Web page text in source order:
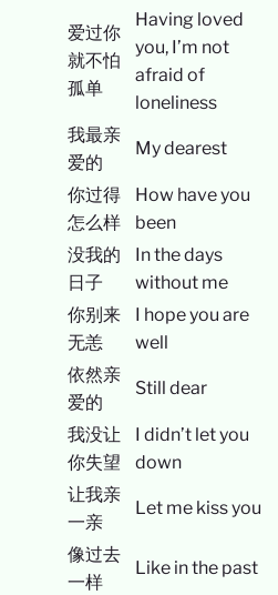
爱过你
就不怕
孤单
Having loved
you, I’m not
afraid of
loneliness
我最亲
爱的
My dearest
你过得
怎么样
How have you
been
没我的
日子
In the days
without me
你别来
无恙
I hope you are
well
依然亲
爱的
Still dear
我没让
你失望
I didn’t let you
down
让我亲
一亲
Let me kiss you
像过去
一样
Like in the past